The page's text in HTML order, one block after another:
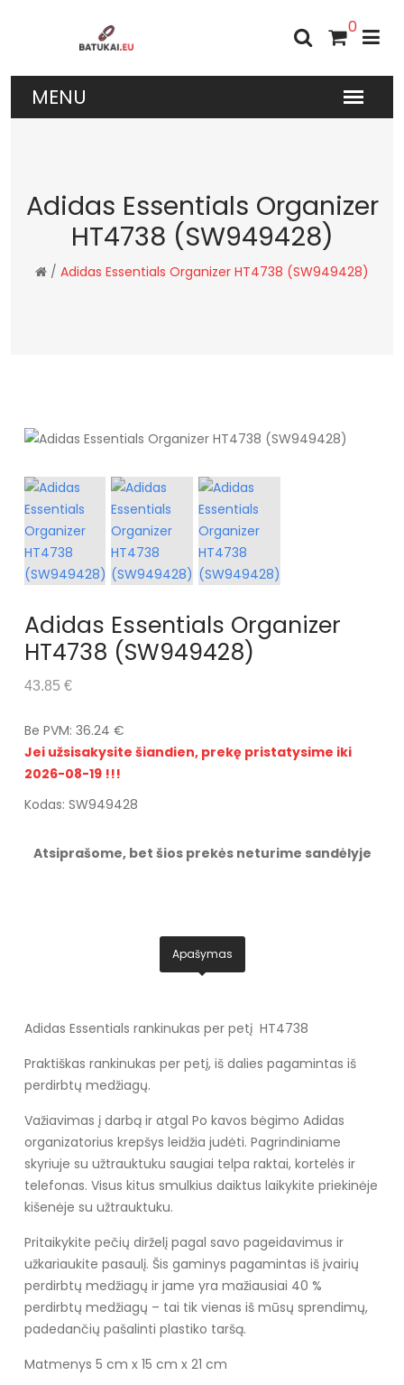
0
Adidas Essentials Organizer
HT4738 (SW949428)
/ Adidas Essentials Organizer HT4738 (SW949428)
Adidas Essentials Organizer
HT4738 (SW949428)
43.85 €
Be PVM: 36.24 €
Jei užsisakysite šiandien, prekę pristatysime iki
2026-08-19 !!!
Kodas: SW949428
Atsiprašome, bet šios prekės neturime sandėlyje
Apašymas
Adidas Essentials rankinukas per petį HT4738
Praktiškas rankinukas per petį, iš dalies pagamintas iš
perdirbtų medžiagų.
Važiavimas į darbą ir atgal Po kavos bėgimo Adidas
organizatorius krepšys leidžia judėti. Pagrindiniame
skyriuje su užtrauktuku saugiai telpa raktai, kortelės ir
telefonas. Visus kitus smulkius daiktus laikykite priekinėje
kišenėje su užtrauktuku.
Pritaikykite pečių dirželį pagal savo pageidavimus ir
užkariaukite pasaulį. Šis gaminys pagamintas iš įvairių
perdirbtų medžiagų ir jame yra mažiausiai 40 %
perdirbtų medžiagų – tai tik vienas iš mūsų sprendimų,
padedančių pašalinti plastiko taršą.
Matmenys 5 cm x 15 cm x 21 cm